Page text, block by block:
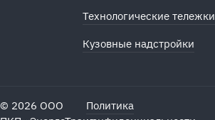
Технологические тележки
Кузовные надстройки
© 2026 ООО
Политика